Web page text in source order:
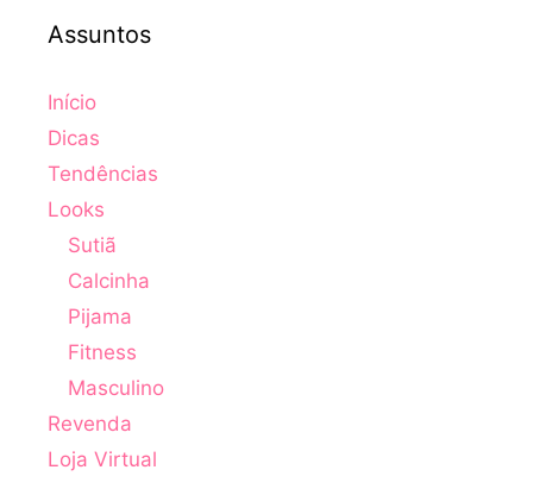
Assuntos
Início
Dicas
Tendências
Looks
Sutiã
Calcinha
Pijama
Fitness
Masculino
Revenda
Loja Virtual